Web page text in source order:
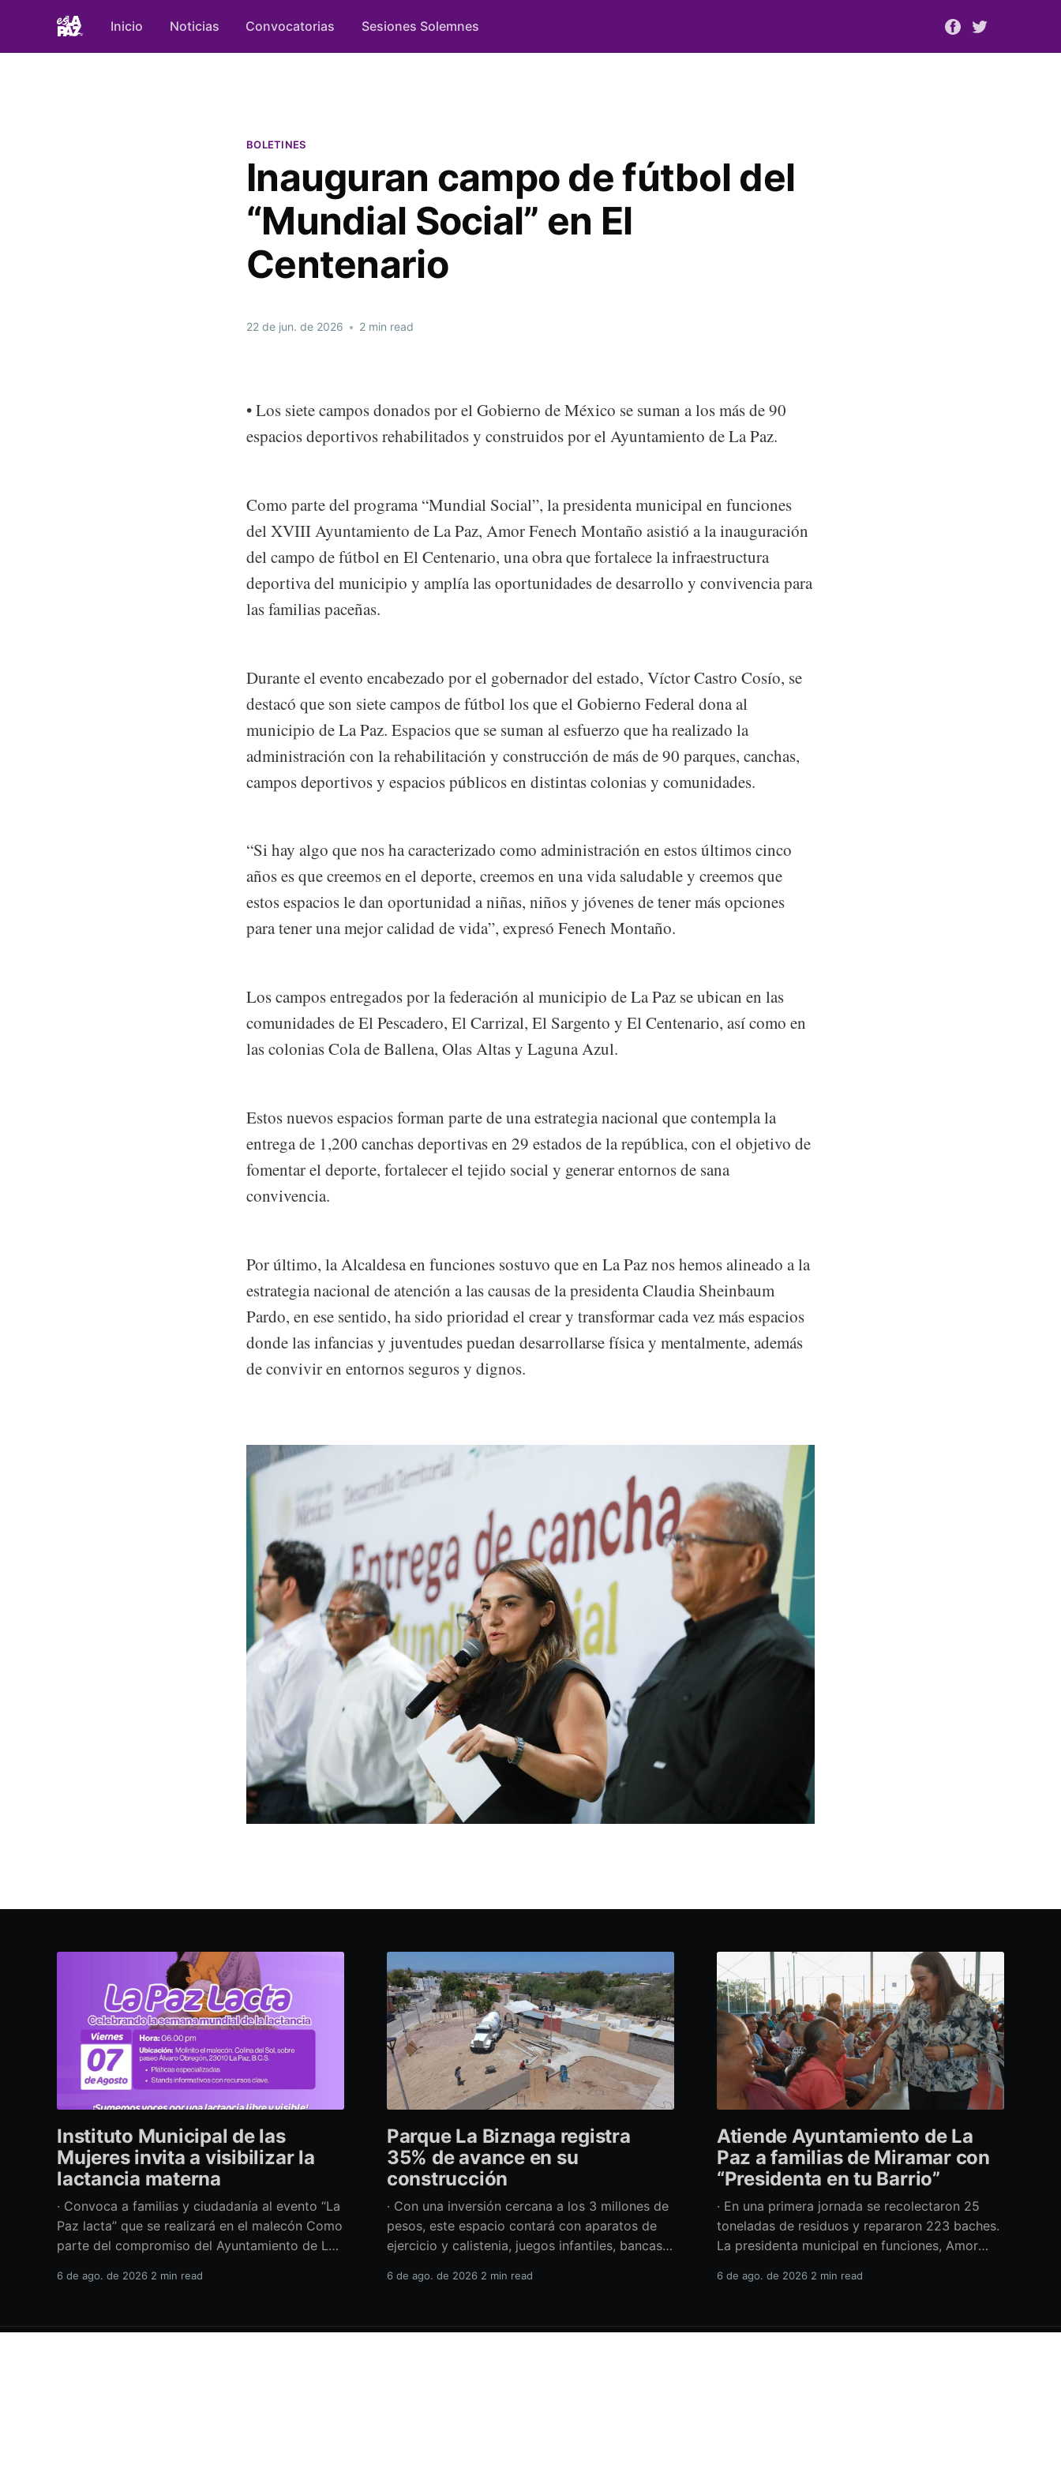
Inicio Noticias Convocatorias Sesiones Solemnes
BOLETINES
Inauguran campo de fútbol del
“Mundial Social” en El
Centenario
22 de jun. de 2026 • 2 min read
• Los siete campos donados por el Gobierno de México se suman a los más de 90
espacios deportivos rehabilitados y construidos por el Ayuntamiento de La Paz.
Como parte del programa “Mundial Social”, la presidenta municipal en funciones
del XVIII Ayuntamiento de La Paz, Amor Fenech Montaño asistió a la inauguración
del campo de fútbol en El Centenario, una obra que fortalece la infraestructura
deportiva del municipio y amplía las oportunidades de desarrollo y convivencia para
las familias paceñas.
Durante el evento encabezado por el gobernador del estado, Víctor Castro Cosío, se
destacó que son siete campos de fútbol los que el Gobierno Federal dona al
municipio de La Paz. Espacios que se suman al esfuerzo que ha realizado la
administración con la rehabilitación y construcción de más de 90 parques, canchas,
campos deportivos y espacios públicos en distintas colonias y comunidades.
“Si hay algo que nos ha caracterizado como administración en estos últimos cinco
años es que creemos en el deporte, creemos en una vida saludable y creemos que
estos espacios le dan oportunidad a niñas, niños y jóvenes de tener más opciones
para tener una mejor calidad de vida”, expresó Fenech Montaño.
Los campos entregados por la federación al municipio de La Paz se ubican en las
comunidades de El Pescadero, El Carrizal, El Sargento y El Centenario, así como en
las colonias Cola de Ballena, Olas Altas y Laguna Azul.
Estos nuevos espacios forman parte de una estrategia nacional que contempla la
entrega de 1,200 canchas deportivas en 29 estados de la república, con el objetivo de
fomentar el deporte, fortalecer el tejido social y generar entornos de sana
convivencia.
Por último, la Alcaldesa en funciones sostuvo que en La Paz nos hemos alineado a la
estrategia nacional de atención a las causas de la presidenta Claudia Sheinbaum
Pardo, en ese sentido, ha sido prioridad el crear y transformar cada vez más espacios
donde las infancias y juventudes puedan desarrollarse física y mentalmente, además
de convivir en entornos seguros y dignos.
Instituto Municipal de las
Mujeres invita a visibilizar la
lactancia materna
· Convoca a familias y ciudadanía al evento “La
Paz lacta” que se realizará en el malecón Como
parte del compromiso del Ayuntamiento de La
promuevan el bienestar, la salud y los derechos
incluyentes, el Instituto Municipal
6 de ago. de 2026 2 min read
Parque La Biznaga registra
35% de avance en su
construcción
· Con una inversión cercana a los 3 millones de
pesos, este espacio contará con aparatos de
ejercicio y calistenia, juegos infantiles, bancas,
alcaldesa de La Paz en funciones, Amor Fenech
construcción del parque La Biznaga ubicado
6 de ago. de 2026 2 min read
Atiende Ayuntamiento de La
Paz a familias de Miramar con
“Presidenta en tu Barrio”
· En una primera jornada se recolectaron 25
toneladas de residuos y repararon 223 baches.
La presidenta municipal en funciones, Amor
programa “Presidenta en tu Barrio” en la
Paz brindó más de 600 servicios sociales y
6 de ago. de 2026 2 min read